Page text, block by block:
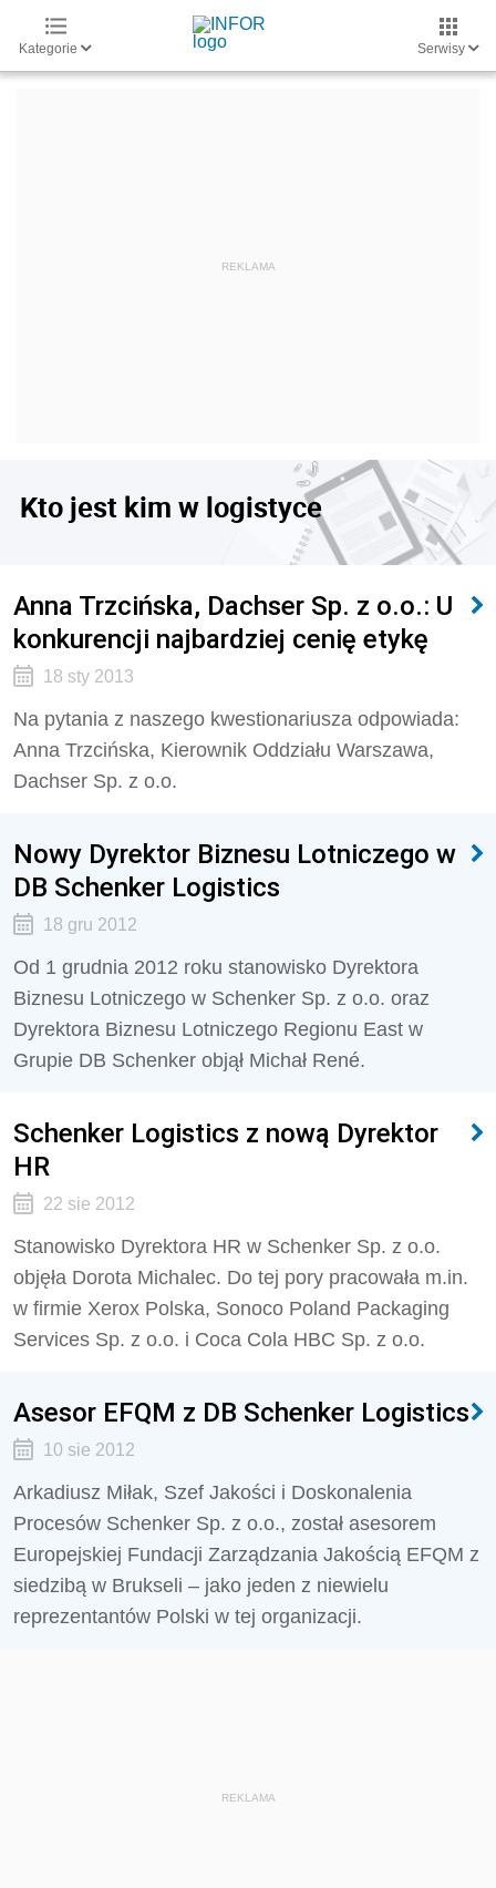
Kategorie Serwisy
Kto jest kim w logistyce
Anna Trzcińska, Dachser Sp. z o.o.: U
konkurencji najbardziej cenię etykę
18 sty 2013
Na pytania z naszego kwestionariusza odpowiada:
Anna Trzcińska, Kierownik Oddziału Warszawa,
Dachser Sp. z o.o.
Nowy Dyrektor Biznesu Lotniczego w
DB Schenker Logistics
18 gru 2012
Od 1 grudnia 2012 roku stanowisko Dyrektora
Biznesu Lotniczego w Schenker Sp. z o.o. oraz
Dyrektora Biznesu Lotniczego Regionu East w
Grupie DB Schenker objął Michał René.
Schenker Logistics z nową Dyrektor
HR
22 sie 2012
Stanowisko Dyrektora HR w Schenker Sp. z o.o.
objęła Dorota Michalec. Do tej pory pracowała m.in.
w firmie Xerox Polska, Sonoco Poland Packaging
Services Sp. z o.o. i Coca Cola HBC Sp. z o.o.
Asesor EFQM z DB Schenker Logistics
10 sie 2012
Arkadiusz Miłak, Szef Jakości i Doskonalenia
Procesów Schenker Sp. z o.o., został asesorem
Europejskiej Fundacji Zarządzania Jakością EFQM z
siedzibą w Brukseli – jako jeden z niewielu
reprezentantów Polski w tej organizacji.
REKLAMA